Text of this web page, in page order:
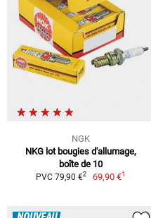
NGK
NKG lot bougies d'allumage,
boîte de 10
PVC 79,90 €2 69,90 €1